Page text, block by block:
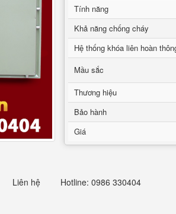
Tính năng
Khả năng chống cháy
Hệ thống khóa liên hoàn
Mầu sắc
Thương hiệu
Bảo hành
Giá
Liên hệ Hotline: 0986 330404